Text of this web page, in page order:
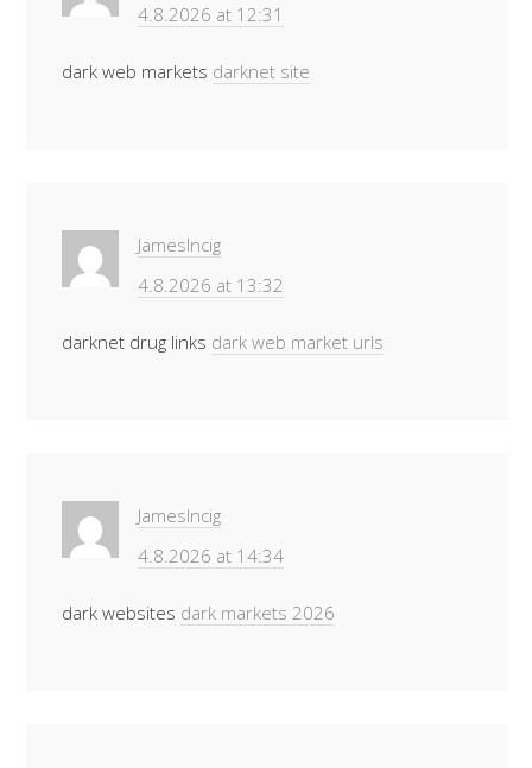
4.8.2026 at 12:31
dark web markets darknet site
JamesIncig
4.8.2026 at 13:32
darknet drug links dark web market urls
JamesIncig
4.8.2026 at 14:34
dark websites dark markets 2026